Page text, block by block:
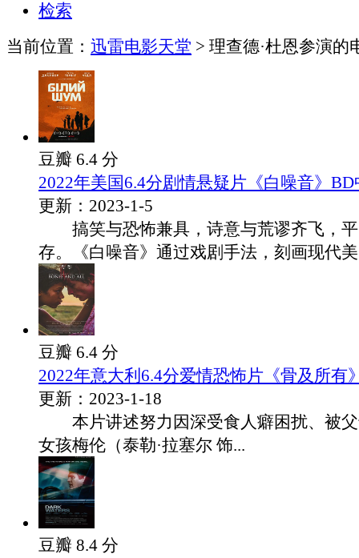
检索
当前位置： 迅雷电影天堂 > 理查德·杜恩参演的
豆瓣 6.4 分
2022年美国6.4分剧情悬疑片《白噪音》
更新：2023-1-5
搞笑与恐怖兼具，诗意与荒谬齐飞，平
存。《白噪音》通过戏剧手法，刻画现代
豆瓣 6.4 分
2022年意大利6.4分爱情恐怖片《骨及所有
更新：2023-1-18
本片讲述努力因深受食人癖困扰、被父
女孩梅伦（泰勒·拉塞尔 饰...
豆瓣 8.4 分